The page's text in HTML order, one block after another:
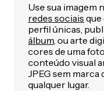
Use sua imagem
redes sociais que
perfil únicas,
álbum , ou arte
cores de uma
conteúdo visual
JPEG sem
qualquer lugar.